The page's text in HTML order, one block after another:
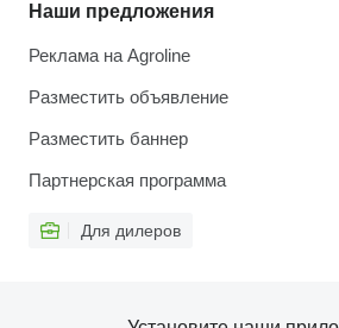
Наши предложения
Реклама на Agroline
Разместить объявление
Разместить баннер
Партнерская программа
Для дилеров